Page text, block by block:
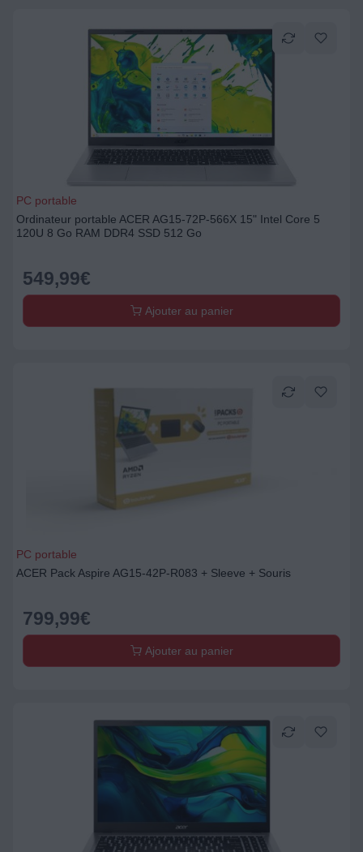
PC portable
Ordinateur portable ACER AG15-72P-566X 15" Intel Core 5
120U 8 Go RAM DDR4 SSD 512 Go
549,99€
Ajouter au panier
PC portable
ACER Pack Aspire AG15-42P-R083 + Sleeve + Souris
799,99€
Ajouter au panier